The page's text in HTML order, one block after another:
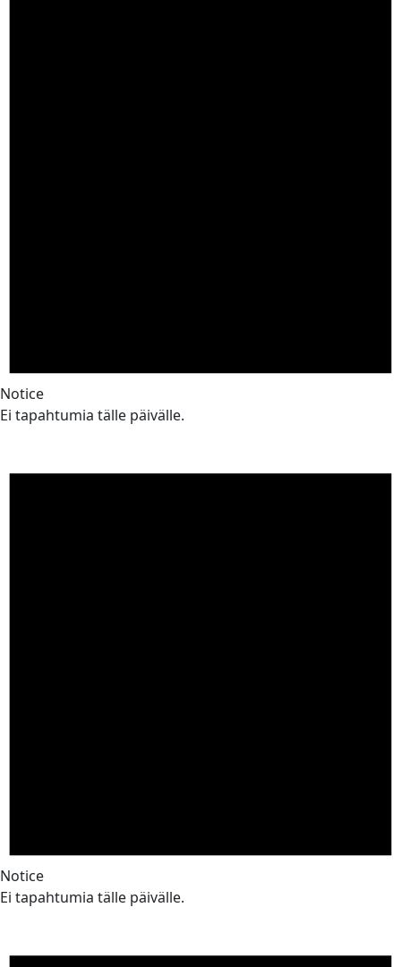
Notice
Ei tapahtumia tälle päivälle.
Notice
Ei tapahtumia tälle päivälle.